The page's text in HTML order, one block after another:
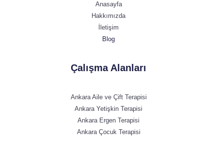
Anasayfa
Hakkımızda
İletişim
Blog
Çalışma Alanları
Ankara Aile ve Çift Terapisi
Ankara Yetişkin Terapisi
Ankara Ergen Terapisi
Ankara Çocuk Terapisi